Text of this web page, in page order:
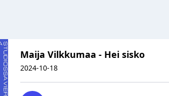
Maija Vilkkumaa - Hei sisko
2024-10-18